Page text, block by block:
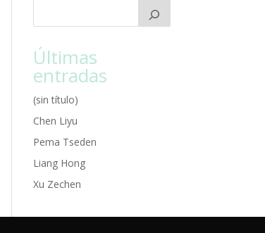
Últimas
entradas
(sin título)
Chen Liyu
Pema Tseden
Liang Hong
Xu Zechen